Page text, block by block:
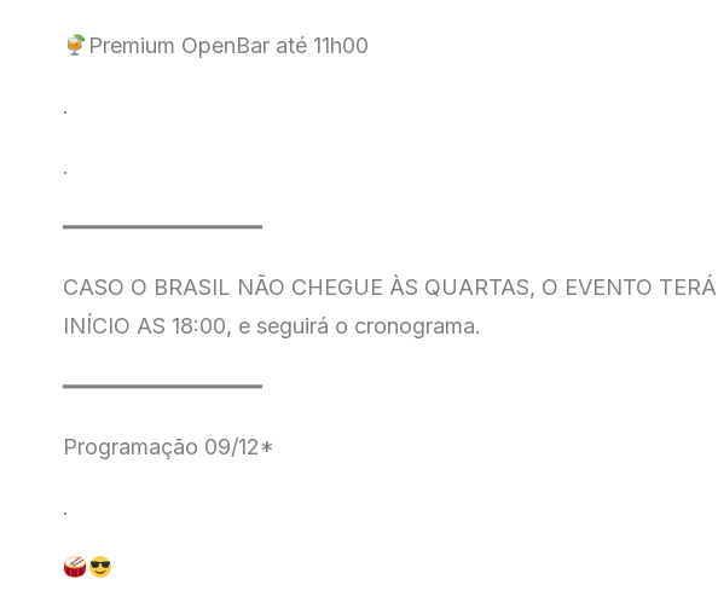
Premium OpenBar até 11h00
.
.
━━━━━━━━━━━━━━━
CASO O BRASIL NÃO CHEGUE ÀS QUARTAS, O EVENTO TERÁ
INÍCIO AS 18:00, e seguirá o cronograma.
━━━━━━━━━━━━━━━
Programação 09/12*
.